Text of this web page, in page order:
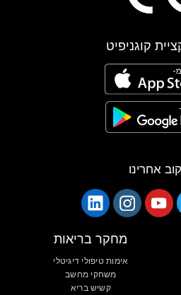
קוגניפיט
אחרינו
מחקר בריאות
אימות טיפולי דיגיטלי
משחקי מחשב
קשיש בריא